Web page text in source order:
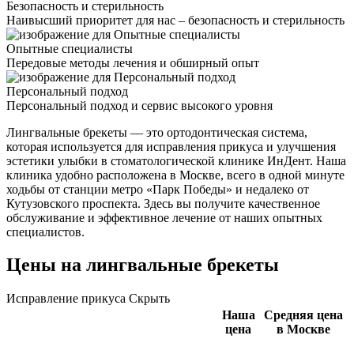
Безопасность и стерильность
Наивысший приоритет для нас – безопасность и стерильность
Опытные специалисты
Передовые методы лечения и обширный опыт
Персональный подход
Персональный подход и сервис высокого уровня
Лингвальные брекеты — это ортодонтическая система,
которая используется для исправления прикуса и улучшения
эстетики улыбки в стоматологической клинике ИнДент. Наша
клиника удобно расположена в Москве, всего в одной минуте
ходьбы от станции метро «Парк Победы» и недалеко от
Кутузовского проспекта. Здесь вы получите качественное
обслуживание и эффективное лечение от наших опытных
специалистов.
Цены на лингвальные брекеты
Исправление прикуса Скрыть
Наша
цена
Средняя цена
в Москве